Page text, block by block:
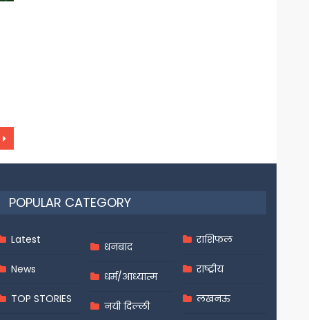
POPULAR CATEGORY
Latest
News
TOP STORIES
धनबाद
धर्म/आध्यात्म
नयी दिल्ली
राशिफल
राष्ट्रीय
लखनऊ